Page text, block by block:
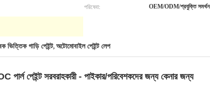
পরিষেবা: OEM/ODM/প্রযুক্তি সমর্থন
ভিত্তিক গাড়ি পেইন্ট, অটোমোবাইল পেইন্ট লেপ
পার্ল পেইন্ট সরবরাহকারী - পাইকার/পরিবেশকদের জন্য কেনার জন্য